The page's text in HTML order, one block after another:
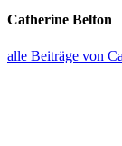
Catherine Belton
alle Beiträge von